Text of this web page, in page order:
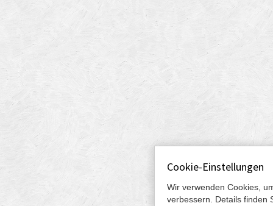
Cookie-Einstellungen
Wir verwenden Cookies,
verbessern. Details finden